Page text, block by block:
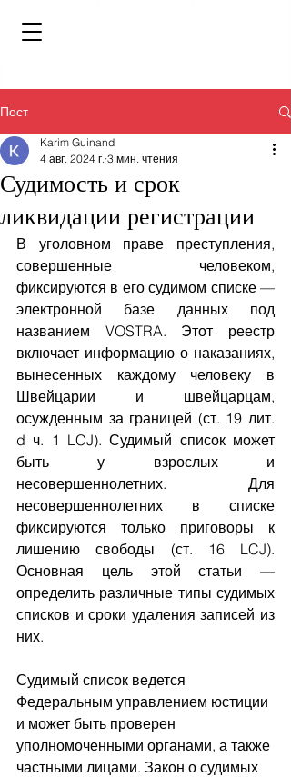
Пост
Судимость и срок
ликвидации регистрации
Karim Guinand
4 авг. 2024 г. 3 мин. чтения
В уголовном праве преступления,
совершенные человеком,
фиксируются в его судимом списке —
электронной базе данных под
названием VOSTRA. Этот реестр
включает информацию о наказаниях,
вынесенных каждому человеку в
Швейцарии и швейцарцам,
осужденным за границей (ст. 19 лит.
d ч. 1 LCJ). Судимый список может
быть у взрослых и
несовершеннолетних. Для
несовершеннолетних в списке
фиксируются только приговоры к
лишению свободы (ст. 16 LCJ).
Основная цель этой статьи —
определить различные типы судимых
списков и сроки удаления записей из
них.
Судимый список ведется
Федеральным управлением юстиции
и может быть проверен
уполномоченными органами, а также
частными лицами. Закон о судимых